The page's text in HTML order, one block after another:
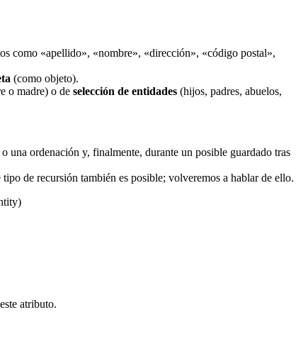
como «apellido», «nombre», «dirección», «código postal»,
(como objeto).
o madre) o de selección de entidades (hijos, padres, abuelos,
una ordenación y, finalmente, durante un posible guardado tras
de recursión también es posible; volveremos a hablar de ello.
atributo.